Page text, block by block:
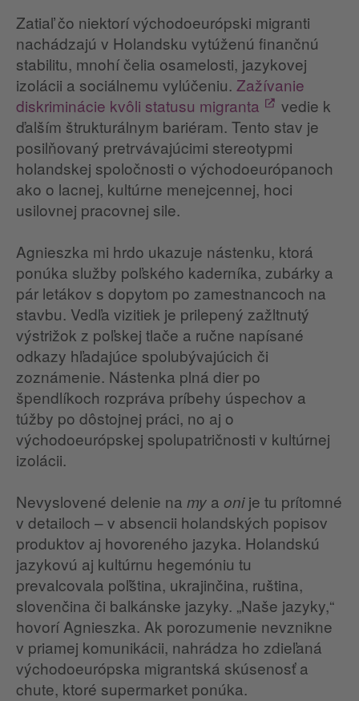
Zatiaľ čo niektorí východoeurópski migranti
nachádzajú v Holandsku vytúženú finančnú
stabilitu, mnohí čelia osamelosti, jazykovej
izolácii a sociálnemu vylúčeniu. Zažívanie
diskriminácie kvôli statusu migranta
vedie k
ďalším štrukturálnym bariéram. Tento stav je
posilňovaný pretrvávajúcimi stereotypmi
holandskej spoločnosti o východoeurópanoch
ako o lacnej, kultúrne menejcennej, hoci
usilovnej pracovnej sile.
Agnieszka mi hrdo ukazuje nástenku, ktorá
ponúka služby poľského kaderníka, zubárky a
pár letákov s dopytom po zamestnancoch na
stavbu. Vedľa vizitiek je prilepený zažltnutý
výstrižok z poľskej tlače a ručne napísané
odkazy hľadajúce spolubývajúcich či
zoznámenie. Nástenka plná dier po
špendlíkoch rozpráva príbehy úspechov a
túžby po dôstojnej práci, no aj o
východoeurópskej spolupatričnosti v kultúrnej
izolácii.
Nevyslovené delenie na my a onije tu prítomné
v detailoch – v absencii holandských popisov
produktov aj hovoreného jazyka. Holandskú
jazykovú aj kultúrnu hegemóniu tu
prevalcovala poľština, ukrajinčina, ruština,
slovenčina či balkánske jazyky. „Naše jazyky,“
hovorí Agnieszka. Ak porozumenie nevznikne
v priamej komunikácii, nahrádza ho zdieľaná
východoeurópska migrantská skúsenosť a
chute, ktoré supermarket ponúka.